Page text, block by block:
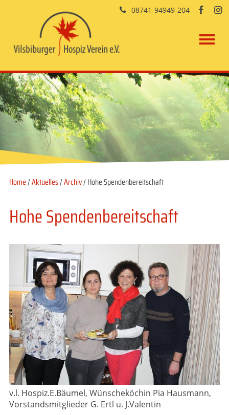
Home/Aktuelles/Archiv/ Hohe Spendenbereitschaft
Hohe Spendenbereitschaft
v.l. Hospiz.E.Bäumel, Wünscheköchin Pia Hausmann,
Vorstandsmitglieder G. Ertl u. J.Valentin
08741-94949-204  